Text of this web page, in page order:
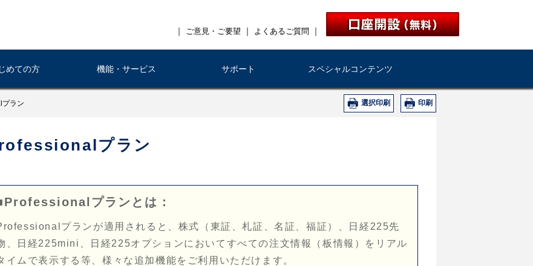
｜ ご意見・ご要望 ｜ よくあるご質問 ｜
めての方 機能・サービス サポート スペシャルコンテンツ
プラン 印刷
選択印刷
プラン
プランとは：
プランが適用されると、株式（東証、札証、名証、福証）、日経225先
、日経225mini、日経225オプションにおいてすべての注文情報（板情報）をリアル
イムで表示する等、様々な追加機能をご利用いただけます。